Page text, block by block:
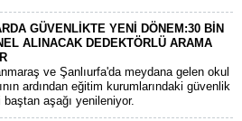
GÜVENLİKTE YENİ DÖNEM:30 BİN
ALINACAK DEDEKTÖRLÜ ARAMA
ve Şanlıurfa'da meydana gelen okul
ardından eğitim kurumlarındaki güvenlik
baştan aşağı yenileniyor.